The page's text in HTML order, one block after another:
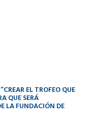
EL TROFEO QUE
QUE SERÁ
LA FUNDACIÓN DE